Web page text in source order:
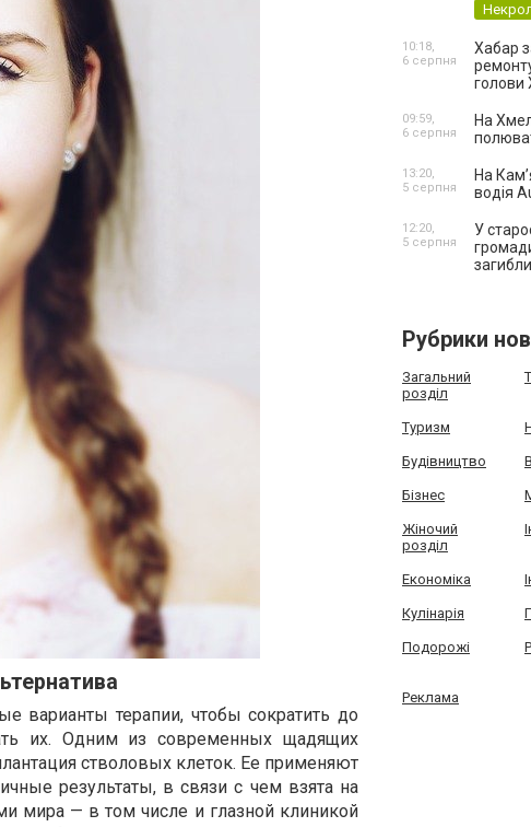
варианты терапии, чтобы сократить до
их. Одним из современных щадящих
стволовых клеток. Ее применяют
результаты, в связи с чем взята на
мира — в том числе и глазной клиникой
Хабар
голови
10:18,
6 серпня
На
09:59,
6 серпня
На
водія
13:20,
5 серпня
У
12:20,
5 серпня
Рубрики
Загальний
розділ
Туризм
Будівництво
Бізнес
Жіночий
розділ
Економіка
Кулінарія
Подорожі
Реклама